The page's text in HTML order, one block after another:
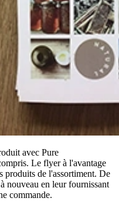
avec Pure
Le flyer à l'avantage
produits de l'assortiment. De
nouveau en leur fournissant
commande.